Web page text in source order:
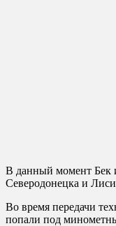
В данный момент Бек
Северодонецка и
Во время передачи
попали под